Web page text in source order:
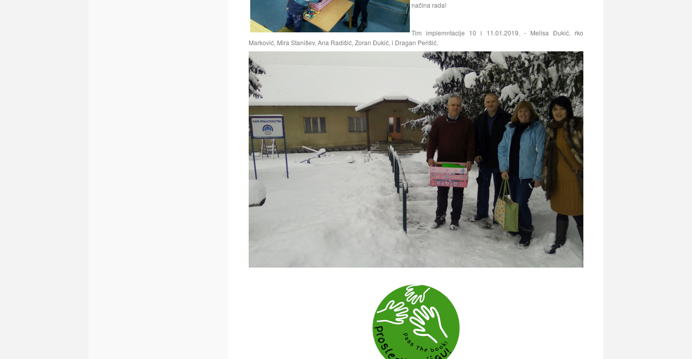
načina rada!
Tim implemntacije 10 i 11.01.2019. - Melisa Đukić, rko
Marković, Mira Stanišev, Ana Radišić, Zoran Đukić, i Dragan Perišić.